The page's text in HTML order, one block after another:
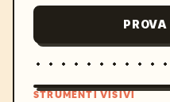
STRUMENTI VISIVI